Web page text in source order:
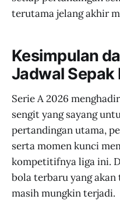
terutama jelang akhir
Kesimpulan
Jadwal Sepak
Serie A 2026
sengit yang sayang
pertandingan utama,
serta momen kunci
kompetitifnya liga ini.
bola terbaru yang
masih mungkin terjadi.